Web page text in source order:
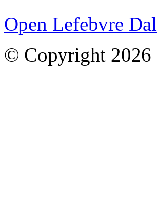
Open Lefebvre
© Copyright 2026